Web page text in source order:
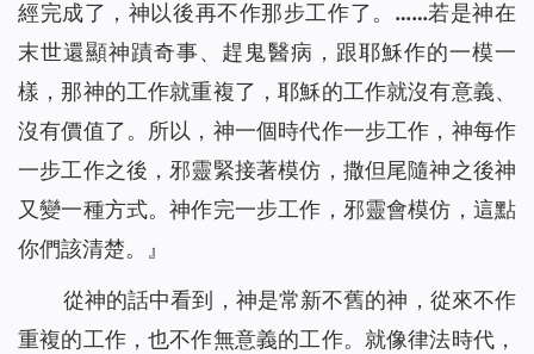
經完成了，神以後再不作那步工作了。……若是神在
末世還顯神蹟奇事、趕鬼醫病，跟耶穌作的一模一
樣，那神的工作就重複了，耶穌的工作就沒有意義、
沒有價值了。所以，神一個時代作一步工作，神每作
一步工作之後，邪靈緊接著模仿，撒但尾隨神之後神
又變一種方式。神作完一步工作，邪靈會模仿，這點
你們該清楚。
』
從神的話中看到，神是常新不舊的神，從來不作
重複的工作，也不作無意義的工作。就像律法時代，